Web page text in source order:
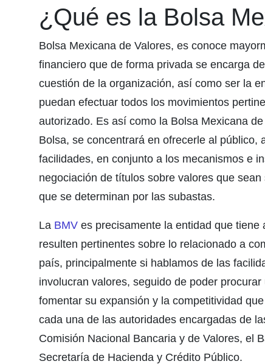
¿Qué es la Bolsa
Bolsa Mexicana de Valores, es conoce
financiero que de forma privada se encarga
cuestión de la organización, así como ser la
puedan efectuar todos los movimientos
autorizado. Es así como la Bolsa Mexicana
Bolsa, se concentrará en ofrecerle al
facilidades, en conjunto a los mecanismos e
negociación de títulos sobre valores que
que se determinan por las subastas.
La BMV es precisamente la entidad que
resulten pertinentes sobre lo relacionado a
país, principalmente si hablamos de las
involucran valores, seguido de poder
fomentar su expansión y la competitividad
cada una de las autoridades encargadas de
Comisión Nacional Bancaria y de Valores, el
Secretaría de Hacienda y Crédito Público.